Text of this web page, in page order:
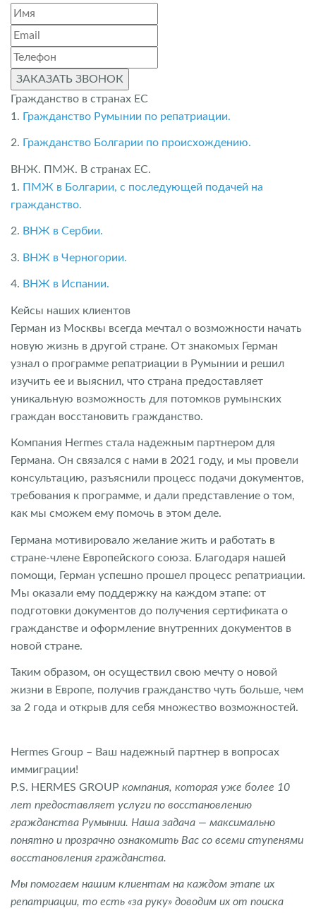
ЗАКАЗАТЬ ЗВОНОК
Гражданство в странах ЕС
1. Гражданство Румынии по репатриации.
2. Гражданство Болгарии по происхождению.
ВНЖ. ПМЖ. В странах ЕС.
1. ПМЖ в Болгарии, с последующей подачей на
гражданство.
2. ВНЖ в Сербии.
3. ВНЖ в Черногории.
4. ВНЖ в Испании.
Кейсы наших клиентов
Герман из Москвы всегда мечтал о возможности начать
новую жизнь в другой стране. От знакомых Герман
узнал о программе репатриации в Румынии и решил
изучить ее и выяснил, что страна предоставляет
уникальную возможность для потомков румынских
граждан восстановить гражданство.
Компания Hermes стала надежным партнером для
Германа. Он связался с нами в 2021 году, и мы провели
консультацию, разъяснили процесс подачи документов,
требования к программе, и дали представление о том,
как мы сможем ему помочь в этом деле.
Германа мотивировало желание жить и работать в
стране-члене Европейского союза. Благодаря нашей
помощи, Герман успешно прошел процесс репатриации.
Мы оказали ему поддержку на каждом этапе: от
подготовки документов до получения сертификата о
гражданстве и оформление внутренних документов в
новой стране.
Таким образом, он осуществил свою мечту о новой
жизни в Европе, получив гражданство чуть больше, чем
за 2 года и открыв для себя множество возможностей.
Hermes Group – Ваш надежный партнер в вопросах
иммиграции!
P.S. HERMES GROUP компания, которая уже более 10
лет предоставляет услуги по восстановлению
гражданства Румынии. Наша задача — максимально
понятно и прозрачно ознакомить Вас со всеми ступенями
восстановления гражданства.
Мы помогаем нашим клиентам на каждом этапе их
репатриации, то есть «за руку» доводим их от поиска